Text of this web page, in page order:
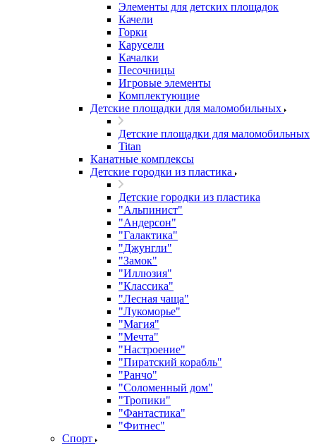
Элементы для детских площадок
Качели
Горки
Карусели
Качалки
Песочницы
Игровые элементы
Комплектующие
Детские площадки для маломобильных
Детские площадки для маломобильных
Titan
Канатные комплексы
Детские городки из пластика
Детские городки из пластика
"Альпинист"
"Андерсон"
"Галактика"
"Джунгли"
"Замок"
"Иллюзия"
"Классика"
"Лесная чаща"
"Лукоморье"
"Магия"
"Мечта"
"Настроение"
"Пиратский корабль"
"Ранчо"
"Соломенный дом"
"Тропики"
"Фантастика"
"Фитнес"
Спорт